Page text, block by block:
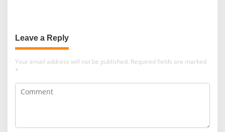
Leave a Reply
Your email address will not be published. Required fields are marked
*